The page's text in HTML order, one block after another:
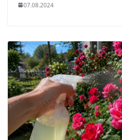
07.08.2024